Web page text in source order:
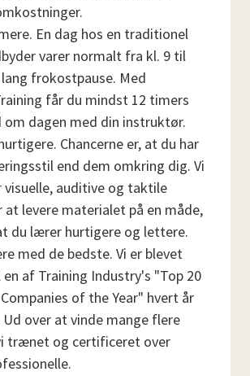
En dag hos en traditionel
varer normalt fra kl. 9 til
frokostpause. Med
får du mindst 12 timers
dagen med din instruktør.
Chancerne er, at du har
end dem omkring dig. Vi
visuelle, auditive og taktile
levere materialet på en måde,
du lærer hurtigere og lettere.
med de bedste. Vi er blevet
af ​​Training Industry's "Top 20
of the Year" hvert år
Ud over at vinde mange flere
trænet og certificeret over